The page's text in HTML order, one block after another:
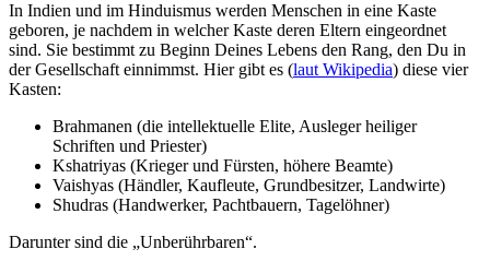
In Indien und im Hinduismus werden Menschen in eine Kaste
geboren, je nachdem in welcher Kaste deren Eltern eingeordnet
sind. Sie bestimmt zu Beginn Deines Lebens den Rang, den Du in
der Gesellschaft einnimmst. Hier gibt es (laut Wikipedia) diese vier
Kasten:
Brahmanen (die intellektuelle Elite, Ausleger heiliger
Schriften und Priester)
Kshatriyas (Krieger und Fürsten, höhere Beamte)
Vaishyas (Händler, Kaufleute, Grundbesitzer, Landwirte)
Shudras (Handwerker, Pachtbauern, Tagelöhner)
Darunter sind die „Unberührbaren“.